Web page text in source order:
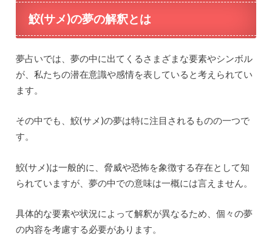
鮫(サメ)の夢の解釈とは
夢占いでは、夢の中に出てくるさまざまな要素やシンボル
が、私たちの潜在意識や感情を表していると考えられてい
ます。
その中でも、鮫(サメ)の夢は特に注目されるものの一つで
す。
鮫(サメ)は一般的に、脅威や恐怖を象徴する存在として知
られていますが、夢の中での意味は一概には言えません。
具体的な要素や状況によって解釈が異なるため、個々の夢
の内容を考慮する必要があります。